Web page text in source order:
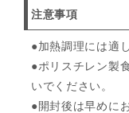
注意事項
●加熱調理には適
●ポリスチレン製
いでください。
●開封後は早めに